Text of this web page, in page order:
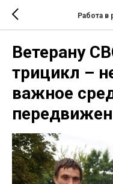
Работа
Ветерану
трицикл –
важное